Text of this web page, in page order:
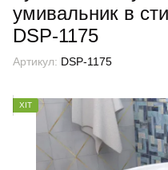
умивальник в
DSP-1175
Артикул: DSP-1175
ХІТ